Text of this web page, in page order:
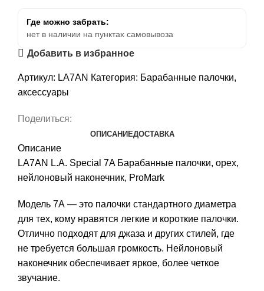
Где можно забрать:
нет в наличии на пунктах самовывоза
Добавить в избранное
Артикул: LA7AN Категория: Барабанные палочки,
аксессуары
Поделиться:
ОПИСАНИЕДОСТАВКА
Описание
LA7AN L.A. Special 7A Барабанные палочки, орех,
нейлоновый наконечник, ProMark
Модель 7А — это палочки стандартного диаметра
для тех, кому нравятся легкие и короткие палочки.
Отлично подходят для джаза и других стилей, где
не требуется большая громкость. Нейлоновый
наконечник обеспечивает яркое, более четкое
звучание.